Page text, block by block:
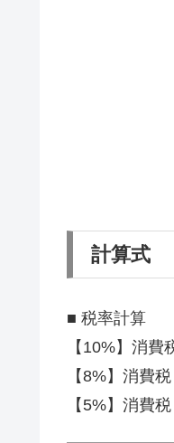
計算式
■ 税率計算
【10%】消
【8%】消費
【5%】消費